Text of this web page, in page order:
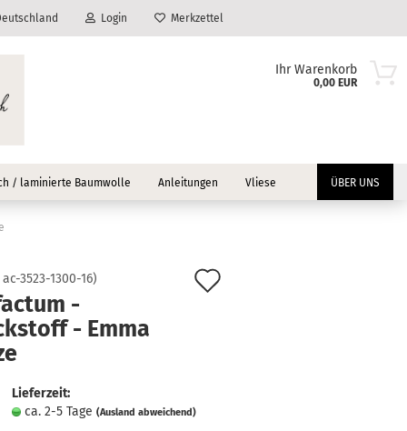
Login Merkzettel
Ihr Warenkorb
0,00 EUR
/ laminierte Baumwolle Anleitungen Vliese ÜBER UNS
ac-3523-1300-16)
-
- Emma
Lieferzeit:
ca. 2-5 Tage (Ausland abweichend)